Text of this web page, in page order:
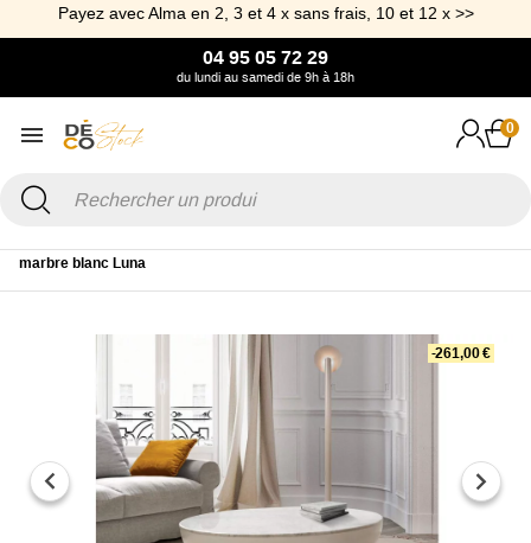
Payez avec Alma en 2, 3 et 4 x sans frais, 10 et 12 x >>
04 95 05 72 29
du lundi au samedi de 9h à 18h
0
marbre blanc Luna
-261,00 €